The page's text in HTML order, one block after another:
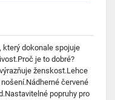
který dokonale spojuje
je to dobré?
ženskost.Lehce
červené
popruhy pro